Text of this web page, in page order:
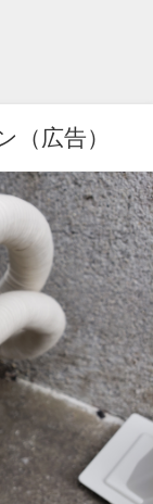
広告）